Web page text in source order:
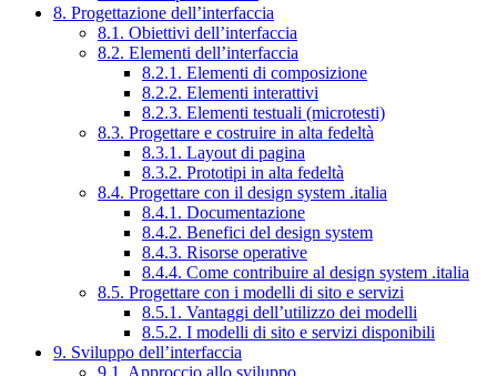
8. Progettazione dell’interfaccia
8.1. Obiettivi dell’interfaccia
8.2. Elementi dell’interfaccia
8.2.1. Elementi di composizione
8.2.2. Elementi interattivi
8.2.3. Elementi testuali (microtesti)
8.3. Progettare e costruire in alta fedeltà
8.3.1. Layout di pagina
8.3.2. Prototipi in alta fedeltà
8.4. Progettare con il design system .italia
8.4.1. Documentazione
8.4.2. Benefici del design system
8.4.3. Risorse operative
8.4.4. Come contribuire al design system .italia
8.5. Progettare con i modelli di sito e servizi
8.5.1. Vantaggi dell’utilizzo dei modelli
8.5.2. I modelli di sito e servizi disponibili
9. Sviluppo dell’interfaccia
9.1. Approccio allo sviluppo